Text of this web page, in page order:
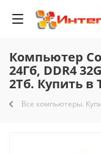
Компьютер
24Гб, DDR4
2Тб. Купить в
Все компьютеры.